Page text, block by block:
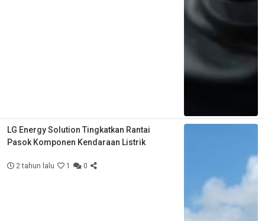
LG Energy Solution Tingkatkan Rantai
Pasok Komponen Kendaraan Listrik
2 tahun lalu 1 0